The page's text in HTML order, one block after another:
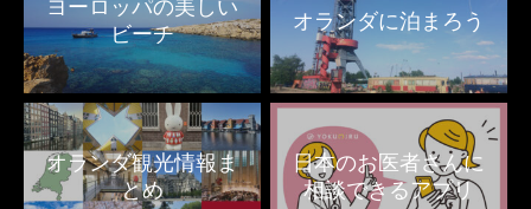
ヨーロッパの美しい
ビーチ
オランダに泊まろう
オランダ観光情報ま
とめ
日本のお医者さんに
相談できるアプリ